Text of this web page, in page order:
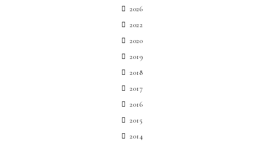
2026
2022
2020
2019
2018
2017
2016
2015
2014